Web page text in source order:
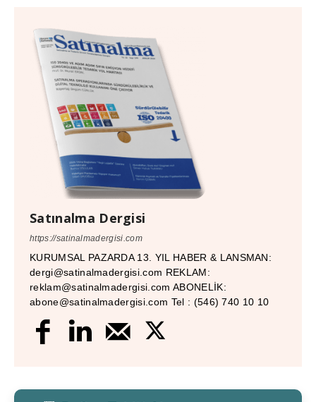
Satınalma Dergisi
https://satinalmadergisi.com
KURUMSAL PAZARDA 13. YIL HABER & LANSMAN:
dergi@satinalmadergisi.com REKLAM:
reklam@satinalmadergisi.com ABONELİK:
abone@satinalmadergisi.com Tel : (546) 740 10 10